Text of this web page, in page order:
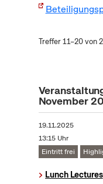
Treffer 11–20 von
November
19.11.2025
13:15 Uhr
Eintritt frei
Lunch Lectures